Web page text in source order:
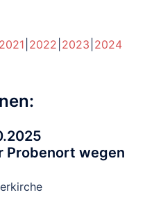
2021 2022 2023 2024
Probenort wegen